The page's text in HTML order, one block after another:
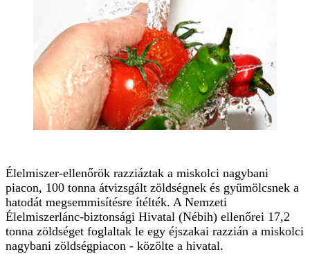
Élelmiszer-ellenőrök razziáztak a miskolci nagybani
piacon, 100 tonna átvizsgált zöldségnek és gyümölcsnek a
hatodát megsemmisítésre ítélték. A Nemzeti
Élelmiszerlánc-biztonsági Hivatal (Nébih) ellenőrei 17,2
tonna zöldséget foglaltak le egy éjszakai razzián a miskolci
nagybani zöldségpiacon - közölte a hivatal.